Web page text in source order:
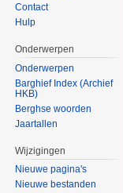
Contact
Hulp
Onderwerpen
Onderwerpen
Barghief Index (Archief
HKB)
Berghse woorden
Jaartallen
Wijzigingen
Nieuwe pagina's
Nieuwe bestanden